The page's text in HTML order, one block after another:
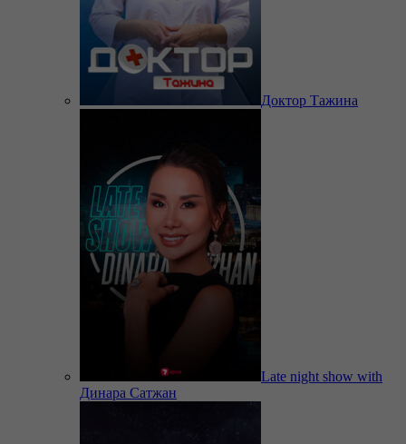
Доктор Тажина
Late night show with
Динара Сатжан